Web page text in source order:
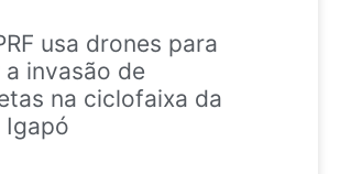
usa drones para
invasão de
na ciclofaixa da
Igapó